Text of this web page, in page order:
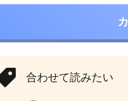
合わせて読みたい